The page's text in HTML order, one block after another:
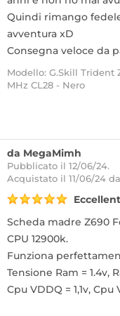
Quindi rimango
avventura xD
Consegna veloce da
Modello: G.Skill Trident
MHz CL28 - Nero
da MegaMimh
Pubblicato il 12/06/24.
Acquistato il 11/06/24
Scheda madre Z690
CPU 12900k.
Funziona
Tensione Ram = 1.4v,
Cpu VDDQ = 1,1v, Cpu